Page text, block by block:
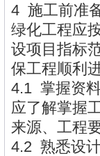
4 施工前准
绿化工程应
设项目指标
保工程顺利
4.1 掌握资
应了解掌握
来源、工程
4.2 熟悉设